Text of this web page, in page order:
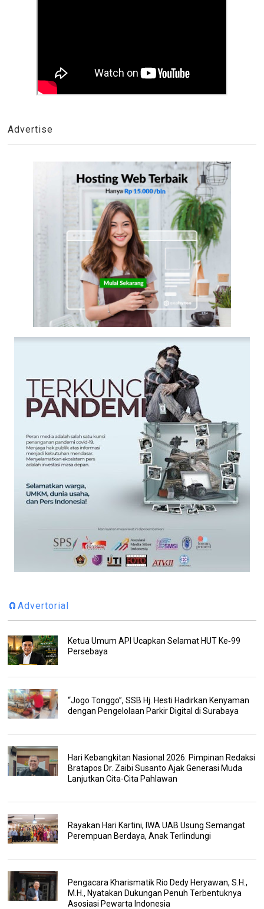
Advertise
🧲Advertorial
Ketua Umum API Ucapkan Selamat HUT Ke‑99
Persebaya
“Jogo Tonggo”, SSB Hj. Hesti Hadirkan Kenyaman
dengan Pengelolaan Parkir Digital di Surabaya
Hari Kebangkitan Nasional 2026: Pimpinan Redaksi
Bratapos Dr. Zaibi Susanto Ajak Generasi Muda
Lanjutkan Cita-Cita Pahlawan
Rayakan Hari Kartini, IWA UAB Usung Semangat
Perempuan Berdaya, Anak Terlindungi
Pengacara Kharismatik Rio Dedy Heryawan, S.H.,
M.H., Nyatakan Dukungan Penuh Terbentuknya
Asosiasi Pewarta Indonesia